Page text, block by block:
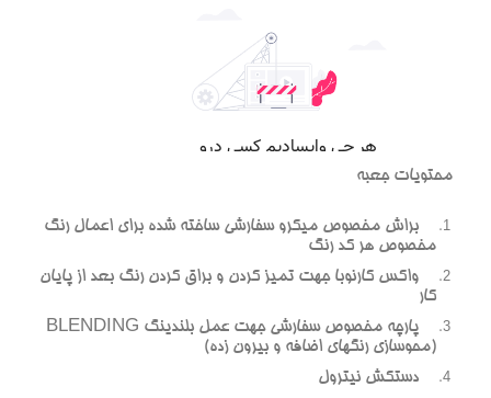
محتويات جعبه
براش مخصوص ميکرو سفارشي ساخته شده براي اعمال رنگ
مخصوص هر کد رنگ
واکس کارنوبا جهت تميز کردن و براق کردن رنگ بعد از پايان
کار
پارچه مخصوص سفارشي جهت عمل بلندينگ BLENDING
(محوسازي رنگهاي اضافه و بيرون زده)
دستکش نيترول